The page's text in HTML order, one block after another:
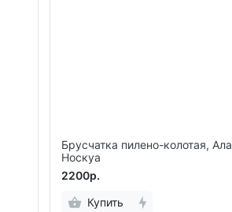
Брусчатка пилено-колотая, Ала
Носкуа
2200р.
Купить